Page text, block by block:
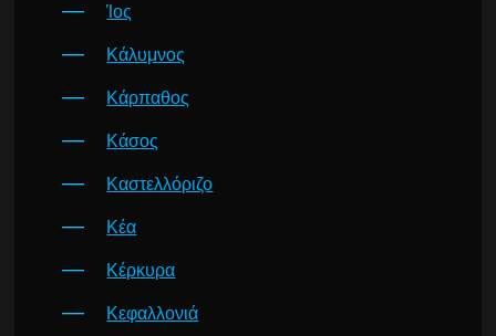
Ίος
Κάλυμνος
Κάρπαθος
Κάσος
Καστελλόριζο
Κέα
Κέρκυρα
Κεφαλλονιά